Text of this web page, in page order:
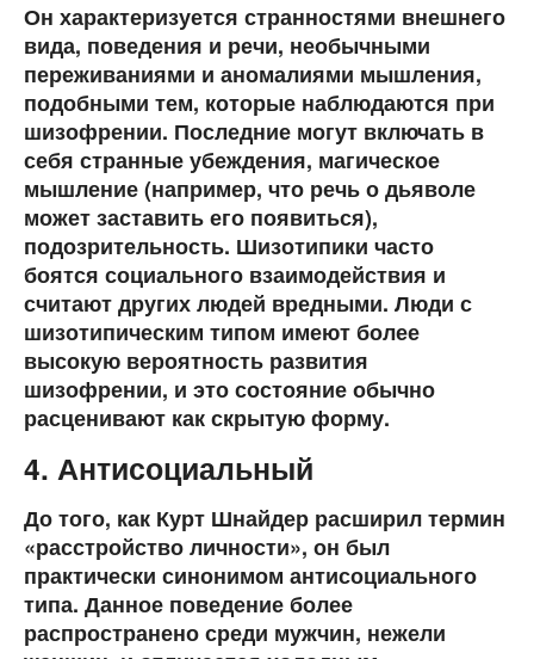
Он характеризуется странностями внешнего
вида, поведения и речи, необычными
переживаниями и аномалиями мышления,
подобными тем, которые наблюдаются при
шизофрении. Последние могут включать в
себя странные убеждения, магическое
мышление (например, что речь о дьяволе
может заставить его появиться),
подозрительность. Шизотипики часто
боятся социального взаимодействия и
считают других людей вредными. Люди с
шизотипическим типом имеют более
высокую вероятность развития
шизофрении, и это состояние обычно
расценивают как скрытую форму.
4. Антисоциальный
До того, как Курт Шнайдер расширил термин
«расстройство личности», он был
практически синонимом антисоциального
типа. Данное поведение более
распространено среди мужчин, нежели